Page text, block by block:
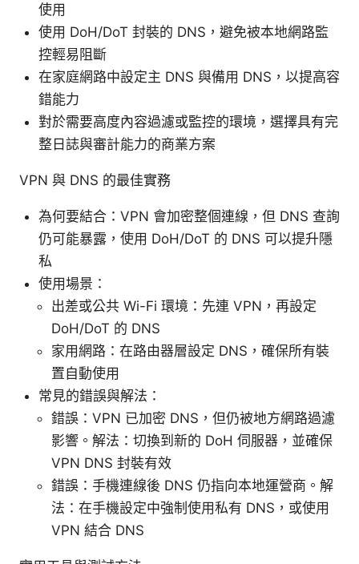
使用
使用 DoH/DoT 封裝的 DNS，避免被本地網路監
控輕易阻斷
在家庭網路中設定主 DNS 與備用 DNS，以提高容
錯能力
對於需要高度內容過濾或監控的環境，選擇具有完
整日誌與審計能力的商業方案
VPN 與 DNS 的最佳實務
為何要結合：VPN 會加密整個連線，但 DNS 查詢
仍可能暴露，使用 DoH/DoT 的 DNS 可以提升隱
私
使用場景：
出差或公共 Wi-Fi 環境：先連 VPN，再設定
DoH/DoT 的 DNS
家用網路：在路由器層設定 DNS，確保所有裝
置自動使用
常見的錯誤與解法：
錯誤：VPN 已加密 DNS，但仍被地方網路過濾
影響。解法：切換到新的 DoH 伺服器，並確保
VPN DNS 封裝有效
錯誤：手機連線後 DNS 仍指向本地運營商。解
法：在手機設定中強制使用私有 DNS，或使用
VPN 結合 DNS